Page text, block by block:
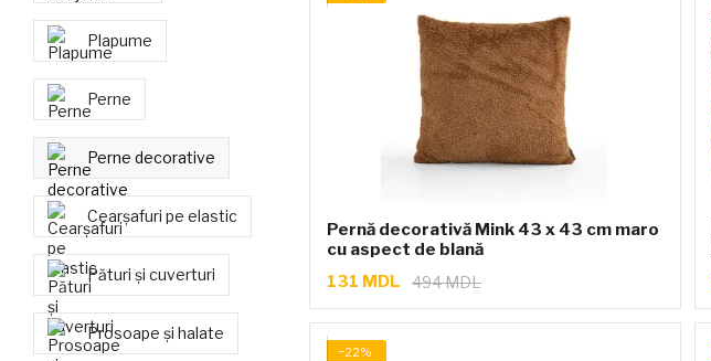
Pernă decorativă Mink 43 x 43 cm maro
cu aspect de blană
494 MDL
131 MDL
−22%
Plapume
Perne
Perne decorative
Cearșafuri pe elastic
Pături și cuverturi
Prosoape și halate